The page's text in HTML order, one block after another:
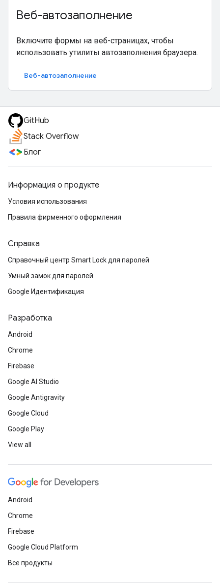
Веб-автозаполнение
Включите формы на веб-страницах, чтобы
использовать утилиты автозаполнения браузера.
Веб-автозаполнение
GitHub
Stack Overflow
Блог
Информация о продукте
Условия использования
Правила фирменного оформления
Справка
Справочный центр Smart Lock для паролей
Умный замок для паролей
Google Идентификация
Разработка
Android
Chrome
Firebase
Google AI Studio
Google Antigravity
Google Cloud
Google Play
View all
Android
Chrome
Firebase
Google Cloud Platform
Все продукты